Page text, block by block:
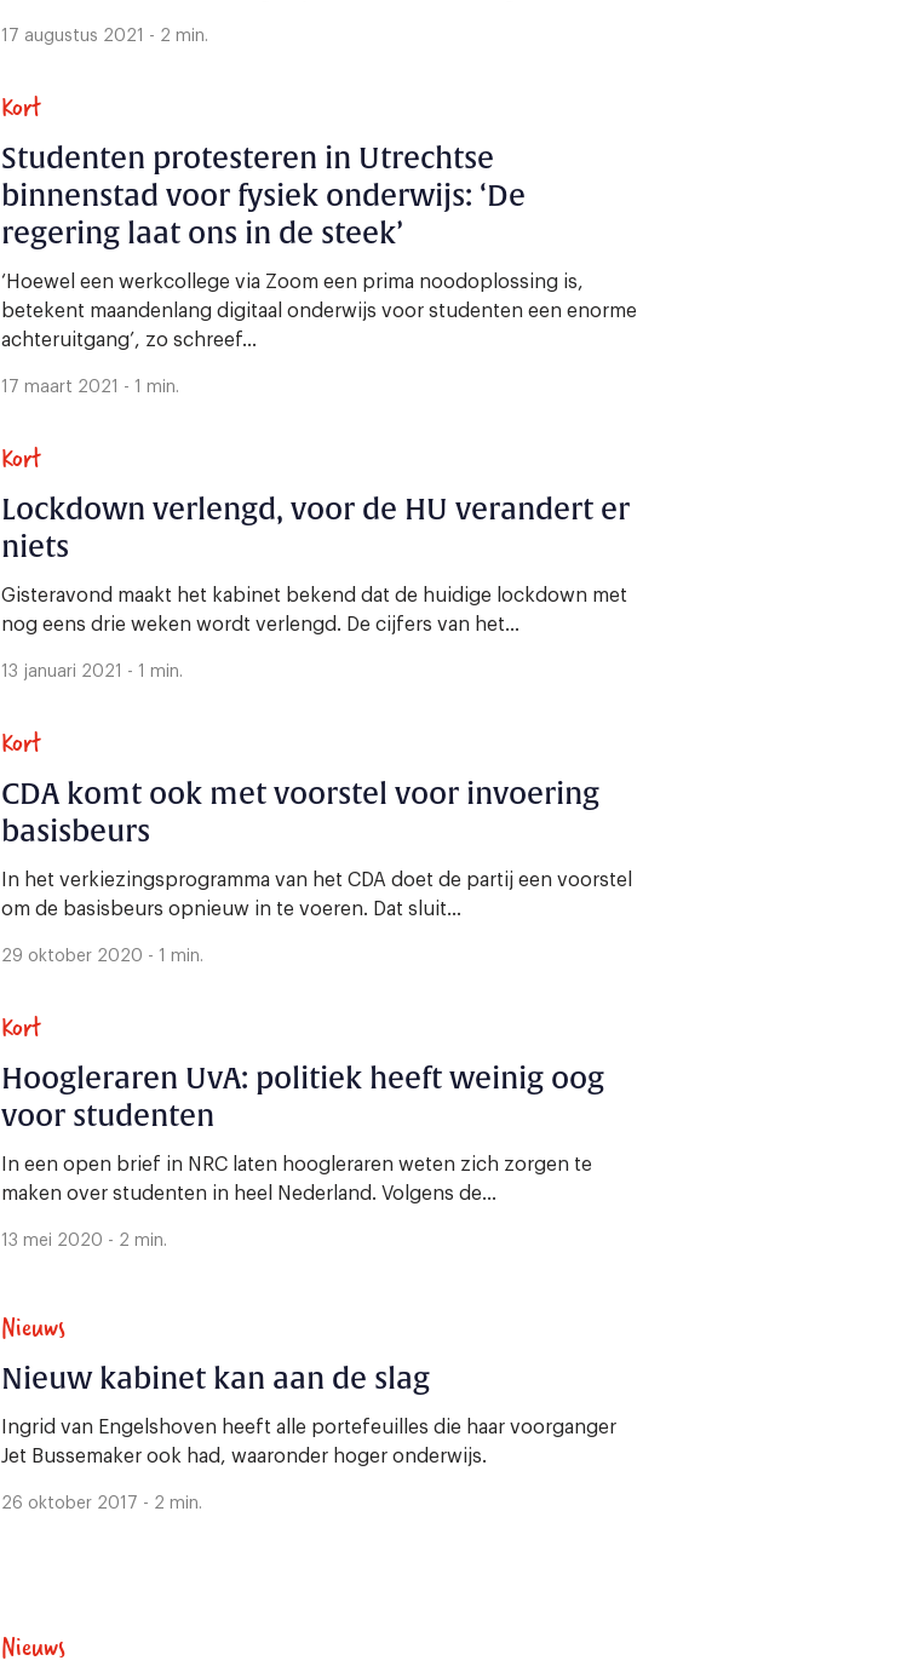
17 augustus 2021 - 2 min.
Kort
Studenten protesteren in Utrechtse
binnenstad voor fysiek onderwijs: ‘De
regering laat ons in de steek’
‘Hoewel een werkcollege via Zoom een prima noodoplossing is,
betekent maandenlang digitaal onderwijs voor studenten een enorme
achteruitgang’, zo schreef...
17 maart 2021 - 1 min.
Kort
Lockdown verlengd, voor de HU verandert er
niets
Gisteravond maakt het kabinet bekend dat de huidige lockdown met
nog eens drie weken wordt verlengd. De cijfers van het...
13 januari 2021 - 1 min.
Kort
CDA komt ook met voorstel voor invoering
basisbeurs
In het verkiezingsprogramma van het CDA doet de partij een voorstel
om de basisbeurs opnieuw in te voeren. Dat sluit...
29 oktober 2020 - 1 min.
Kort
Hoogleraren UvA: politiek heeft weinig oog
voor studenten
In een open brief in NRC laten hoogleraren weten zich zorgen te
maken over studenten in heel Nederland. Volgens de...
13 mei 2020 - 2 min.
Nieuws
Nieuw kabinet kan aan de slag
Ingrid van Engelshoven heeft alle portefeuilles die haar voorganger
Jet Bussemaker ook had, waaronder hoger onderwijs.
26 oktober 2017 - 2 min.
Nieuws